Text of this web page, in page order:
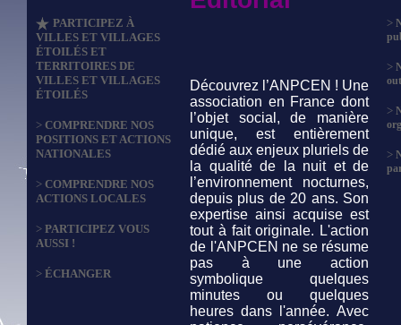
PARTICIPEZ À
VILLES ET VILLAGES
ÉTOILÉS ET
TERRITOIRES DE
VILLES ET VILLAGES
ÉTOILÉS
> COMPRENDRE NOS
POSITIONS ET ACTIONS
NATIONALES
> COMPRENDRE NOS
ACTIONS LOCALES
> PARTICIPEZ VOUS
AUSSI !
> ÉCHANGER
Découvrez l’ANPCEN ! Une
association en France dont
l’objet social, de manière
unique, est entièrement
dédié aux enjeux pluriels de
la qualité de la nuit et de
l’environnement nocturnes,
depuis plus de 20 ans. Son
expertise ainsi acquise est
tout à fait originale. L'action
de l'ANPCEN ne se résume
pas à une action
symbolique quelques
minutes ou quelques
heures dans l'année. Avec
>
>
>
>